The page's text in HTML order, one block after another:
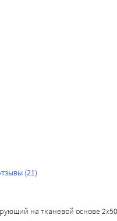
(21)
на тканевой основе